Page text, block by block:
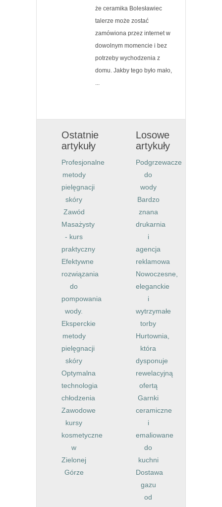
że ceramika Bolesławiec
talerze może zostać
zamówiona przez internet w
dowolnym momencie i bez
potrzeby wychodzenia z
domu. Jakby tego było mało,
Ostatnie
artykuły
Profesjonalne
metody
pielęgnacji
skóry
Zawód
Masażysty
- kurs
praktyczny
Efektywne
rozwiązania
do
pompowania
wody.
Eksperckie
metody
pielęgnacji
skóry
Optymalna
technologia
chłodzenia
Zawodowe
kursy
kosmetyczne
w
Zielonej
Górze
Losowe
artykuły
Podgrzewacze
do
wody
Bardzo
znana
drukarnia
i
agencja
reklamowa
Nowoczesne,
eleganckie
i
wytrzymałe
torby
Hurtownia,
która
dysponuje
rewelacyjną
ofertą
Garnki
ceramiczne
i
emaliowane
do
kuchni
Dostawa
gazu
od